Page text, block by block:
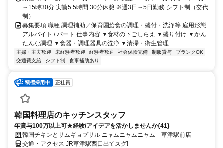
～15時30分 実働5.5時間 30分休憩 ※週3日～5日勤務 シフト制（交代
制）
募集要項 職種 調理補助／保育園給食の調理・盛付・洗浄等 雇用形態
アルバイト / パート 仕事内容 ▼食材の下ごしらえ ▼盛り付け ▼かん
たんな調理 ▼食器・調理器具の洗浄 ▼清掃・衛生管理
主婦・主夫歓迎 未経験者歓迎 経験者歓迎 社会保険完備 制服貸与
ブランクOK
交通費支給
シフト制 食事補助あり
正社員
韓国料理店のキッチンスタッフ
年賞与100万以上可★経験/アイデアを活かしませんか{41}
韓国チキンとサムギョプサル ニャムニャムニャム 草津駅前店
交通・アクセス JR草津駅西口出てスグ!